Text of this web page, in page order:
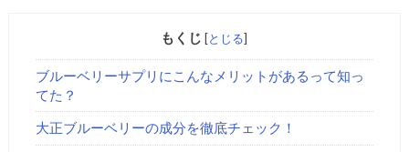
もくじ [とじる]
ブルーベリーサプリにこんなメリットがあるって知っ
てた？
大正ブルーベリーの成分を徹底チェック！